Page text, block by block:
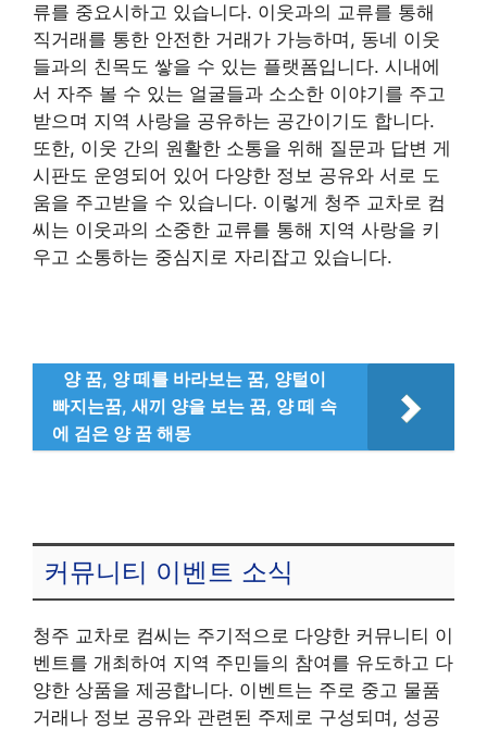
류를 중요시하고 있습니다. 이웃과의 교류를 통해
직거래를 통한 안전한 거래가 가능하며, 동네 이웃
들과의 친목도 쌓을 수 있는 플랫폼입니다. 시내에
서 자주 볼 수 있는 얼굴들과 소소한 이야기를 주고
받으며 지역 사랑을 공유하는 공간이기도 합니다.
또한, 이웃 간의 원활한 소통을 위해 질문과 답변 게
시판도 운영되어 있어 다양한 정보 공유와 서로 도
움을 주고받을 수 있습니다. 이렇게 청주 교차로 컴
씨는 이웃과의 소중한 교류를 통해 지역 사랑을 키
우고 소통하는 중심지로 자리잡고 있습니다.
양 꿈, 양 떼를 바라보는 꿈, 양털이
빠지는꿈, 새끼 양을 보는 꿈, 양 떼 속
에 검은 양 꿈 해몽
커뮤니티 이벤트 소식
청주 교차로 컴씨는 주기적으로 다양한 커뮤니티 이
벤트를 개최하여 지역 주민들의 참여를 유도하고 다
양한 상품을 제공합니다. 이벤트는 주로 중고 물품
거래나 정보 공유와 관련된 주제로 구성되며, 성공